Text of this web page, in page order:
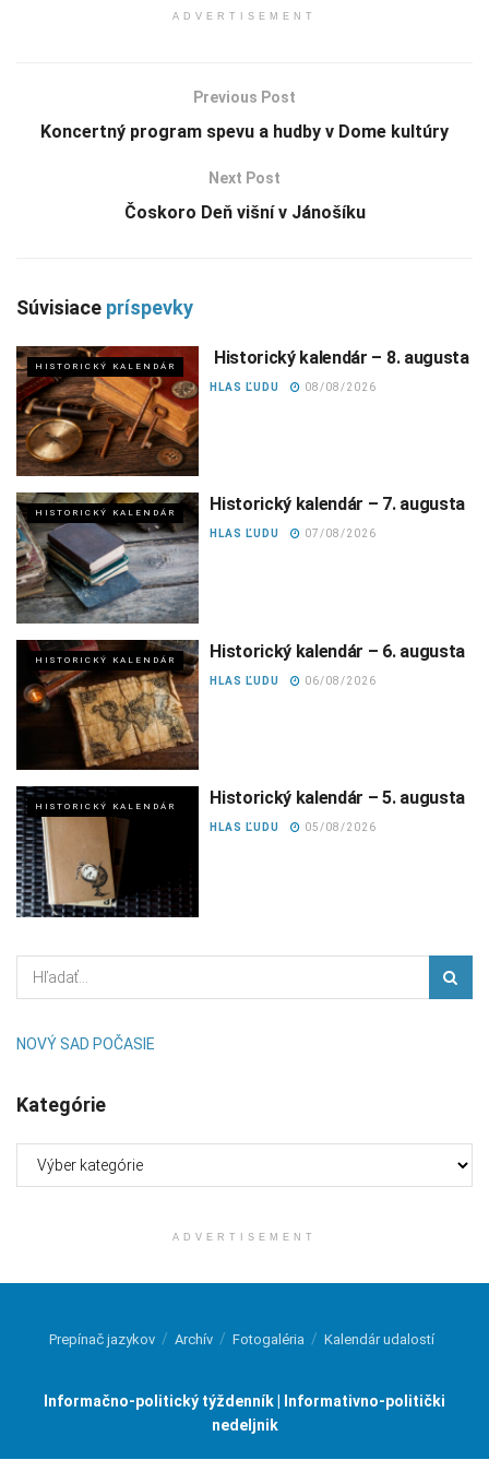
ADVERTISEMENT
Previous Post
Koncertný program spevu a hudby v Dome kultúry
Next Post
Čoskoro Deň višní v Jánošíku
Súvisiace príspevky
HISTORICKÝ KALENDÁR Historický kalendár – 8. augusta
HLAS ĽUDU 08/08/2026
HISTORICKÝ KALENDÁR Historický kalendár – 7. augusta
HLAS ĽUDU 07/08/2026
HISTORICKÝ KALENDÁR Historický kalendár – 6. augusta
HLAS ĽUDU 06/08/2026
HISTORICKÝ KALENDÁR Historický kalendár – 5. augusta
HLAS ĽUDU 05/08/2026
NOVÝ SAD POČASIE
Kategórie
ADVERTISEMENT
Prepínač jazykov Archív Fotogaléria Kalendár udalostí
Informačno-politický týždenník | Informativno-politički
nedeljnik